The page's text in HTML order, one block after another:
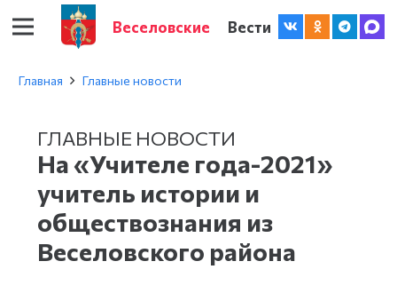
Веселовские Вести
Главная Главные новости
ГЛАВНЫЕ НОВОСТИ
На «Учителе года-2021»
учитель истории и
обществознания из
Веселовского района